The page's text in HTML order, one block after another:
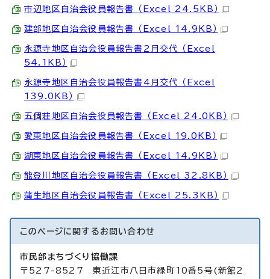
市辺地区自治会役員報告書 （Excel 24.5KB）
建部地区自治会役員報告書 （Excel 14.9KB）
永源寺地区自治会役員報告書2月交代 （Excel
54.1KB）
永源寺地区自治会役員報告書4月交代 （Excel
139.0KB）
五個荘地区自治会役員報告書 （Excel 24.0KB）
愛東地区自治会役員報告書 （Excel 19.0KB）
湖東地区自治会役員報告書 （Excel 14.9KB）
能登川地区自治会役員報告書 （Excel 32.8KB）
蒲生地区自治会役員報告書 （Excel 25.3KB）
このページに関する お問い合わせ
市民部まちづくり協働課
〒527-8527 東近江市八日市緑町10番5号(新館2